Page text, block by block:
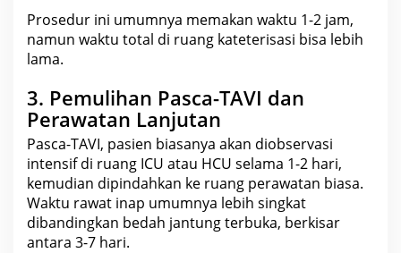
Prosedur ini umumnya memakan waktu 1-2 jam,
namun waktu total di ruang kateterisasi bisa lebih
lama.
3. Pemulihan Pasca-TAVI dan
Perawatan Lanjutan
Pasca-TAVI, pasien biasanya akan diobservasi
intensif di ruang ICU atau HCU selama 1-2 hari,
kemudian dipindahkan ke ruang perawatan biasa.
Waktu rawat inap umumnya lebih singkat
dibandingkan bedah jantung terbuka, berkisar
antara 3-7 hari.